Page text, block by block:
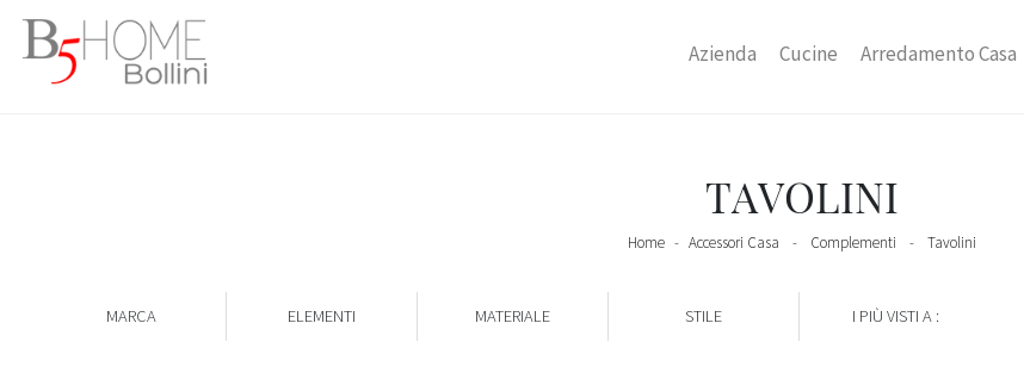
Azienda Cucine Arredamento Casa
TAVOLINI
Home - Accessori Casa - Complementi - Tavolini
MARCA ELEMENTI MATERIALE STILE I PIÙ VISTI A :